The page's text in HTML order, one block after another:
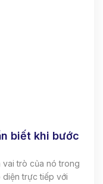
biết khi bước
vai trò của nó trong
trực tiếp với